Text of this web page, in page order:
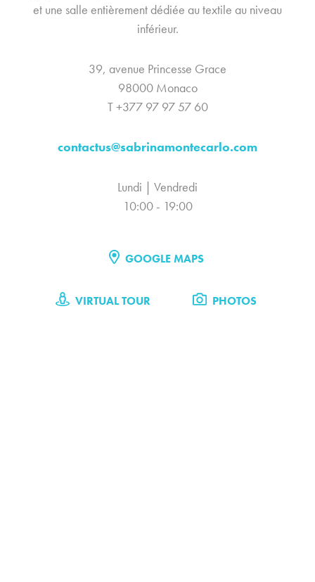
et une salle entièrement dédiée au textile au niveau
inférieur.
39, avenue Princesse Grace
98000 Monaco
T +377 97 97 57 60
contactus@sabrinamontecarlo.com
Lundi | Vendredi
10:00 - 19:00
GOOGLE MAPS
VIRTUAL TOUR PHOTOS